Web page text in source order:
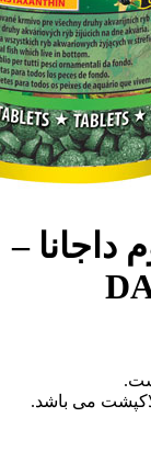
داجانا –
می باشد.